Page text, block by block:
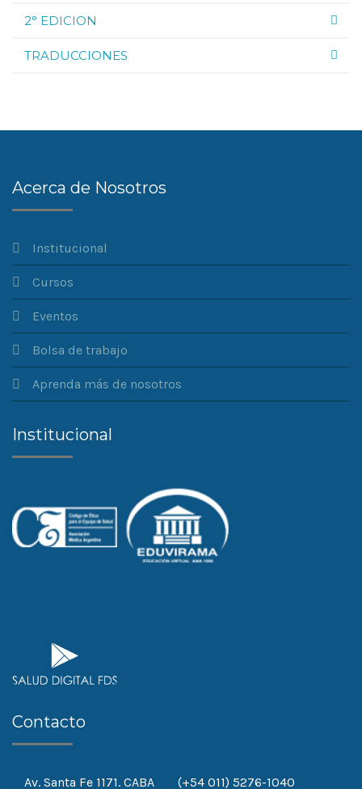
2° EDICION
TRADUCCIONES
Acerca de Nosotros
Institucional
Cursos
Eventos
Bolsa de trabajo
Aprenda más de nosotros
Institucional
Contacto
Av. Santa Fe 1171. CABA (+54 011) 5276-1040